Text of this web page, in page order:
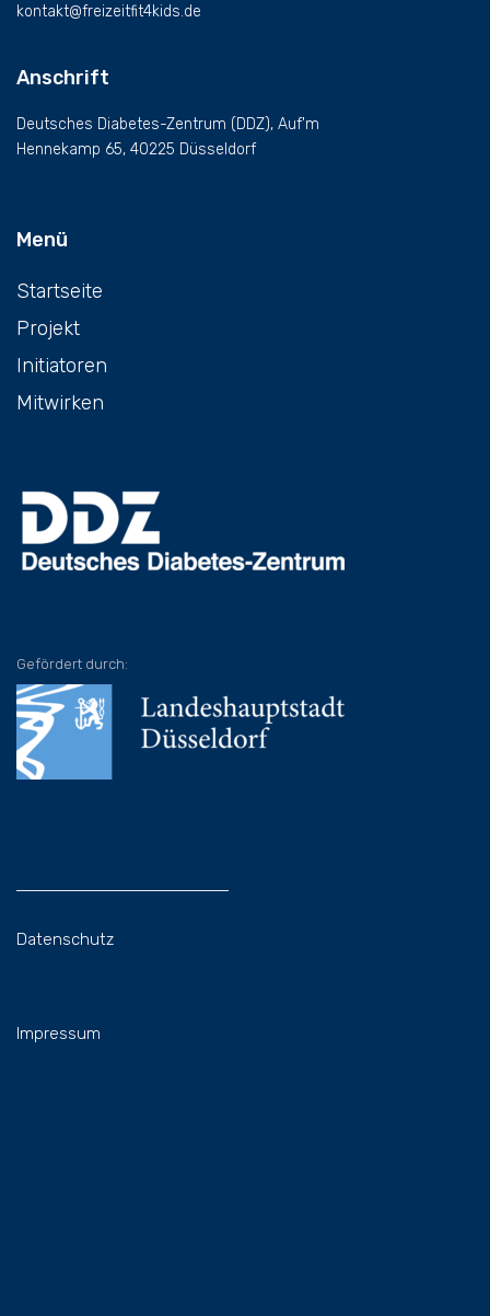
kontakt@freizeitfit4kids.de
Anschrift
Deutsches Diabetes-Zentrum (DDZ), Auf'm
Hennekamp 65, 40225 Düsseldorf
Menü
Startseite
Projekt
Initiatoren
Mitwirken
Gefördert durch:
Datenschutz
Impressum